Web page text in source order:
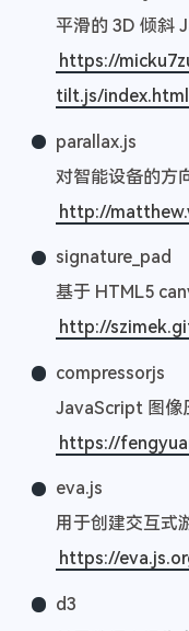
平滑的 3D 倾斜
https://
tilt.js/index.html
parallax.js
对智能设备的方
http://
signature_pad
基于 HTML5
http://
compressorjs
JavaScript 图像
https://
eva.js
用于创建交互式
https://
d3